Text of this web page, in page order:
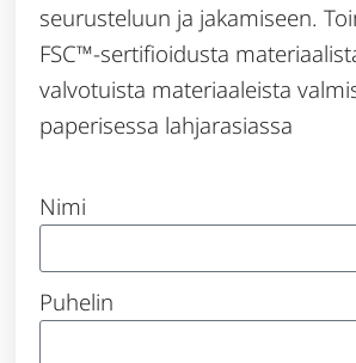
seurusteluun ja jakamiseen.
FSC™-sertifioidusta
valvotuista materiaaleista
paperisessa lahjarasiassa
Nimi
Puhelin